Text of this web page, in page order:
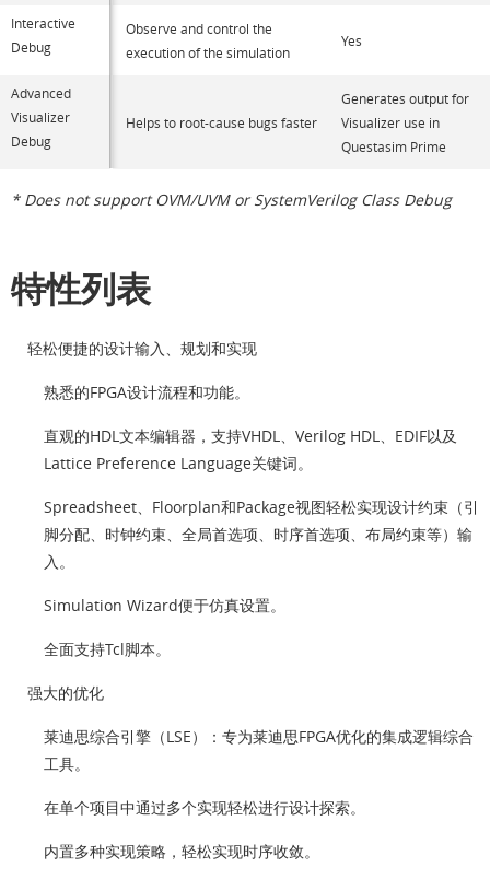
Interactive
Debug
Observe and control the
execution of the simulation
Yes
Advanced
Visualizer
Debug
Helps to root-cause bugs faster
Generates output for
Visualizer use in
Questasim Prime
* Does not support OVM/UVM or SystemVerilog Class Debug
特性列表
轻松便捷的设计输入、规划和实现
熟悉的FPGA设计流程和功能。
直观的HDL文本编辑器，支持VHDL、Verilog HDL、EDIF以及
Lattice Preference Language关键词。
Spreadsheet、Floorplan和Package视图轻松实现设计约束（引
脚分配、时钟约束、全局首选项、时序首选项、布局约束等）输
入。
Simulation Wizard便于仿真设置。
全面支持Tcl脚本。
强大的优化
莱迪思综合引擎（LSE）：专为莱迪思FPGA优化的集成逻辑综合
工具。
在单个项目中通过多个实现轻松进行设计探索。
内置多种实现策略，轻松实现时序收敛。